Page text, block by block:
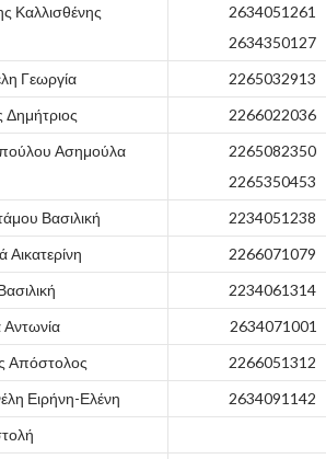
Καλλισθένης
2634051261
2634350127
Γεωργία
2265032913
Δημήτριος
2266022036
Ασημούλα
2265082350
2265350453
Βασιλική
2234051238
Αικατερίνη
2266071079
2234061314
Αντωνία
2634071001
Απόστολος
2266051312
Ειρήνη-Ελένη
2634091142